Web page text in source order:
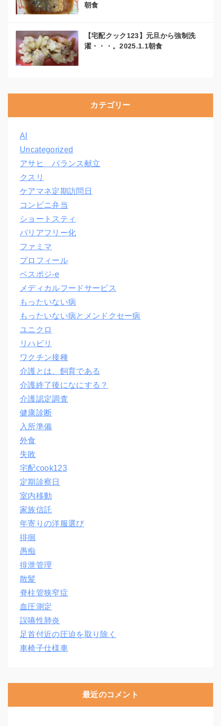
朝食
【宅配クック123】元旦から強制洗
濯・・・。2025.1.1朝食
カテゴリー
AI
Uncategorized
アサヒ バランス献立
クスリ
ケアマネ定期訪問日
コンビニ弁当
ショートスティ
バリアフリー化
ファミマ
プロフィール
ベスポジ-e
メディカルフードサービス
もったいない病
もったいない病とメンドクセー病
ユニクロ
リハビリ
ワクチン接種
介護とは、飼育である
介護終了後になにする？
介護認定調査
健康診断
入所準備
外食
失敗
宅配cook123
定期診察日
室内移動
家族信託
年寄りの洋服選び
徘徊
愚痴
排泄管理
散髪
脊柱管狭窄症
血圧測定
誤嚥性肺炎
足首付近の圧迫を取り除く
車椅子仕様車
最近のコメント